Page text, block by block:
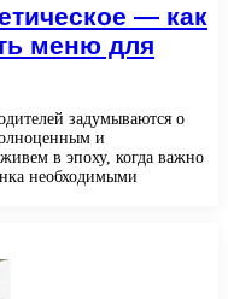
— как
меню для
задумываются о
и
в эпоху, когда важно
необходимыми